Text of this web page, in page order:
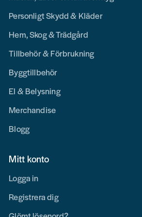
Personligt Skydd & Kläder
Hem, Skog & Trädgård
Tillbehör & Förbrukning
Byggtillbehör
El & Belysning
Merchandise
Blogg
Mitt konto
Logga in
Registrera dig